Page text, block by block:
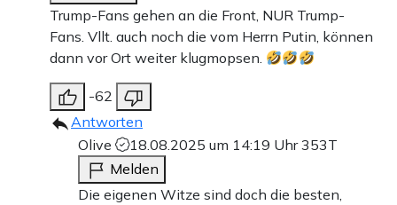
Trump-Fans gehen an die Front, NUR Trump-
Fans. Vllt. auch noch die vom Herrn Putin, können
dann vor Ort weiter klugmopsen.
-62
Antworten
Olive
18.08.2025 um 14:19 Uhr353T
Melden
Die eigenen Witze sind doch die besten,